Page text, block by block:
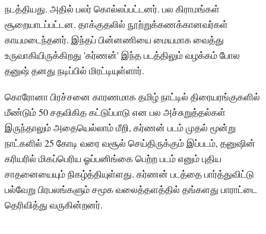
நடத்தியது. அதில் பலர் கொல்லப்பட்டனர். பல கிராமங்கள்
சூறையாடப்பட்டன. தாக்குதலில் நூற்றுக்கணக்கானவர்கள்
காயமடைந்தனர். இந்தப் பின்னணியை மையமாக வைத்து
உருவாகியிருக்கிறது 'கர்ணன்' இந்த படத்திலும் வழக்கம் போல
தனுஷ் தனது நடிப்பில் மிரட்டியுள்ளார்.
கொரோனா பிரச்சனை காரணமாக தமிழ் நாட்டில் திரையரங்குகளில்
மீண்டும் 50 சதவிகித கட்டுப்பாடு என பல அச்சுறுத்தல்கள்
இருந்தாலும் அதையெல்லாம் மீறி, கர்ணன் படம் முதல் மூன்று
நாட்களில் 25 கோடி வரை வசூல் செய்திருக்கும் இப்படம், தனுஷின்
கரியரில் மிகப்பெரிய ஓப்பனிங்கை பெற்ற படம் எனும் புதிய
சாதனையையும் நிகழ்த்தியுள்ளது. கர்ணன் படத்தை பார்த்துவிட்டு
பல்வேறு பிரபலங்களும் சமூக வலைத்தளத்தில் தங்களது பாராட்டை
தெரிவித்து வருகின்றனர்.